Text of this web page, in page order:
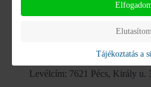
Név: Kisárki Judit
Beosztása: III. számú Szakmai
Tel.: +36/20-326-1920
Levélcím: 7621 Pécs, Király u.
Tájékoztatás a